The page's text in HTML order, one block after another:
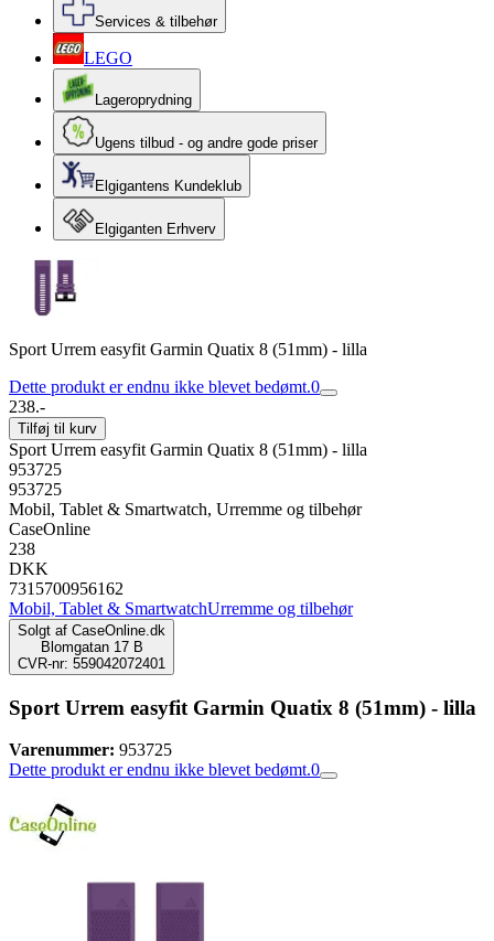
Services & tilbehør
LEGO
Lageroprydning
Ugens tilbud - og andre gode priser
Elgigantens Kundeklub
Elgiganten Erhverv
Sport Urrem easyfit Garmin Quatix 8 (51mm) - lilla
Dette produkt er endnu ikke blevet bedømt.0
238.-
Tilføj til kurv
Sport Urrem easyfit Garmin Quatix 8 (51mm) - lilla
953725
953725
Mobil, Tablet & Smartwatch, Urremme og tilbehør
CaseOnline
238
DKK
7315700956162
Mobil, Tablet & SmartwatchUrremme og tilbehør
Solgt af CaseOnline.dk
Blomgatan 17 B
CVR-nr: 559042072401
Sport Urrem easyfit Garmin Quatix 8 (51mm) - lilla
Varenummer: 953725
Dette produkt er endnu ikke blevet bedømt.0